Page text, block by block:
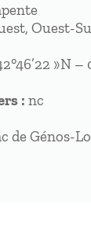
Ouest-
»N –
: nc
de Génos-